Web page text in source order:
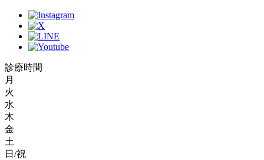
診療時間
月
火
水
木
金
土
日/祝